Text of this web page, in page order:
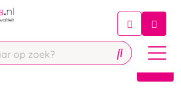
24/7 met onze chatbot voor